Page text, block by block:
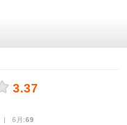
3.37
| 6月:69